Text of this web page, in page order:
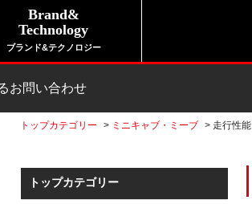
Brand&
Technology
ブランド&テクノロジー
お問い合わせ
トップカテゴリー > ミニキャブ・ミーブ > 走行性能
トップカテゴリー